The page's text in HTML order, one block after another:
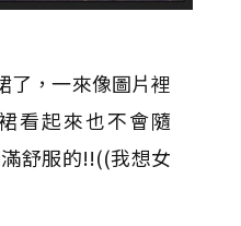
了，一來像圖片裡
看起來也不會隨
舒服的!!((我想女